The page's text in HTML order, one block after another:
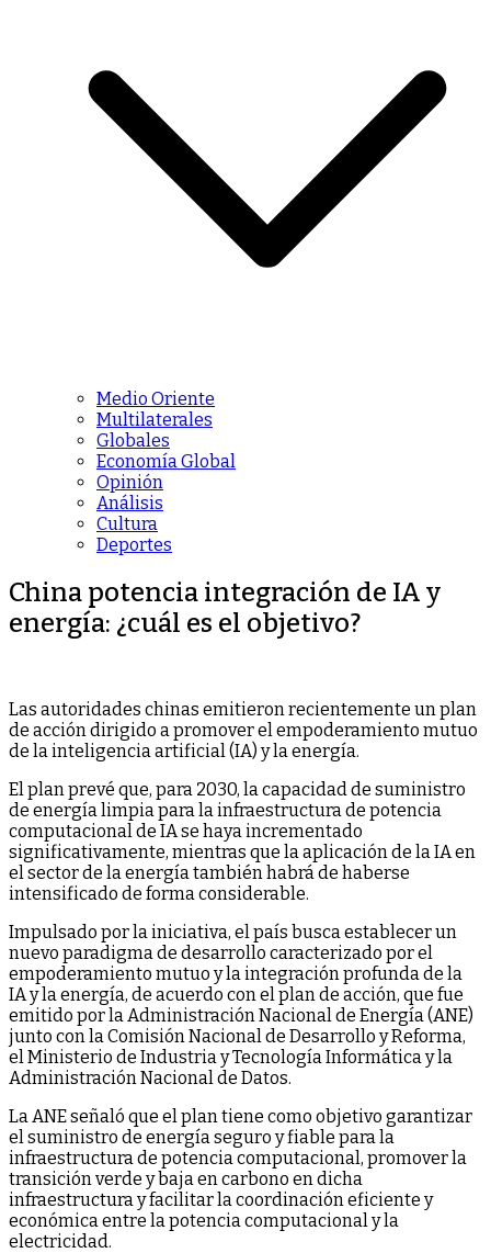
Medio Oriente
Multilaterales
Globales
Economía Global
Opinión
Análisis
Cultura
Deportes
China potencia integración de IA y
energía: ¿cuál es el objetivo?
Las autoridades chinas emitieron recientemente un plan
de acción dirigido a promover el empoderamiento mutuo
de la inteligencia artificial (IA) y la energía.
El plan prevé que, para 2030, la capacidad de suministro
de energía limpia para la infraestructura de potencia
computacional de IA se haya incrementado
significativamente, mientras que la aplicación de la IA en
el sector de la energía también habrá de haberse
intensificado de forma considerable.
Impulsado por la iniciativa, el país busca establecer un
nuevo paradigma de desarrollo caracterizado por el
empoderamiento mutuo y la integración profunda de la
IA y la energía, de acuerdo con el plan de acción, que fue
emitido por la Administración Nacional de Energía (ANE)
junto con la Comisión Nacional de Desarrollo y Reforma,
el Ministerio de Industria y Tecnología Informática y la
Administración Nacional de Datos.
La ANE señaló que el plan tiene como objetivo garantizar
el suministro de energía seguro y fiable para la
infraestructura de potencia computacional, promover la
transición verde y baja en carbono en dicha
infraestructura y facilitar la coordinación eficiente y
económica entre la potencia computacional y la
electricidad.